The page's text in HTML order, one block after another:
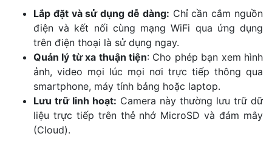
Lắp đặt và sử dụng dễ dàng: Chỉ cần cắm nguồn
điện và kết nối cùng mạng WiFi qua ứng dụng
trên điện thoại là sử dụng ngay.
Quản lý từ xa thuận tiện: Cho phép bạn xem hình
ảnh, video mọi lúc mọi nơi trực tiếp thông qua
smartphone, máy tính bảng hoặc laptop.
Lưu trữ linh hoạt: Camera này thường lưu trữ dữ
liệu trực tiếp trên thẻ nhớ MicroSD và đám mây
(Cloud).